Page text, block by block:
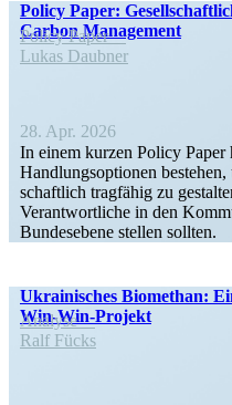
Policy Paper:
Carbon Management
Policy Paper
Lukas Daubner
28. Apr. 2026
In einem kurzen Policy Paper
Handlungs­op­tionen
schaftlich tragfähig zu
Verant­wort­liche in den
Bundes­ebene stellen sollten.
Ukrai­ni­sches Biomethan:
Win-Win-Projekt
Analyse
Ralf Fücks